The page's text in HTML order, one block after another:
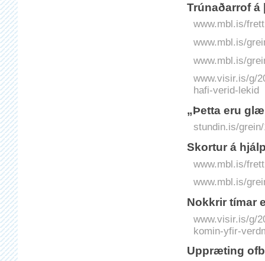
Trúnaðarrof
www.mbl.is/
www.mbl.is/
www.mbl.is/
www.visir.is/g/
hafi-verid-lekid
„Þetta eru
stundin.is/
Skortur á
www.mbl.is/
www.mbl.is/
Nokkrir tímar
www.visir.is/g/
komin-yfir-
Uppræting